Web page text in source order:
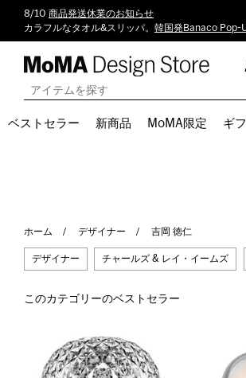
8/10 商品発送休業のお知らせ
カラフルなタオル&スリッパ。 韓国発Banaco Pop-
ベストセラー 新商品 MoMA限定 ギ
ホーム デザイナー 吉岡 徳仁
デザイナー チャールズ & レイ・イームズ
このカテゴリーのベストセラー